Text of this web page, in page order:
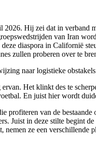
Hij zei dat in verband
van Iran
diaspora in Californië
zullen proberen over te
naar logistieke
Het klinkt des te
En juist hier wordt
profiteren van de
Juist in deze stilte begint
ze een verschillende